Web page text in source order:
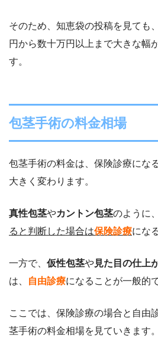
そのため、知恵袋の投稿を見ても
円から数十万円以上まで大きな幅
す。
包茎手術の料金相場
包茎手術の料金は、保険診療にな
大きく変わります。
真性包茎やカントン包茎のように、
ると判断した場合は保険診療にな
一方で、 仮性包茎や見た目の仕上
は、
自由診療になることが一般的
ここでは、保険診療の場合と自由
茎手術の料金相場を見ていきます。